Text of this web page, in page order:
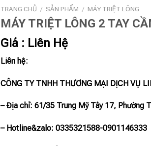
TRANG CHỦ / SẢN PHẨM / MÁY TRIỆT LÔNG
MÁY TRIỆT LÔNG 2 TAY
Giá : Liên Hệ
Liên hệ:
CÔNG TY TNHH THƯƠNG MẠI DỊCH VỤ
– Địa chỉ: 61/35 Trung Mỹ Tây 17, Phường
– Hotline&zalo: 0335321588-0901146333